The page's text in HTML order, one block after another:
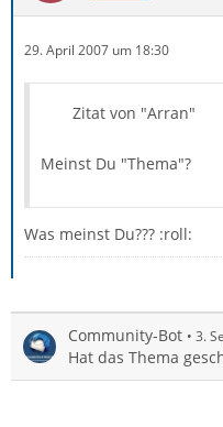
29. April 2007 um 18:30
Zitat von "Arran"
Meinst Du "Thema"?
Was meinst Du??? :roll:
Community-Bot 3.
Hat das Thema